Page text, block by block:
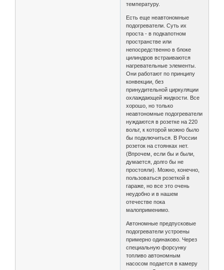
температуру.
Есть еще неавтономные
подогреватели. Суть их
проста - в подкапотном
пространстве или
непосредственно в блоке
цилиндров встраиваются
нагревательные элементы.
Они работают по принципу
конвекции, без
принудительной циркуляции
охлаждающей жидкости. Все
хорошо, но только
неавтономные подогреватели
нуждаются в розетке на 220
вольт, к которой можно было
бы подключиться. В России
розеток на стоянках нет.
(Впрочем, если бы и были,
думается, долго бы не
простояли). Можно, конечно,
пользоваться розеткой в
гараже, но все это очень
неудобно и в нашем
отечестве пока
малоприменимо.
Автономные предпусковые
подогреватели устроены
примерно одинаково. Через
специальную форсунку
топливо автономным
насосом подается в камеру